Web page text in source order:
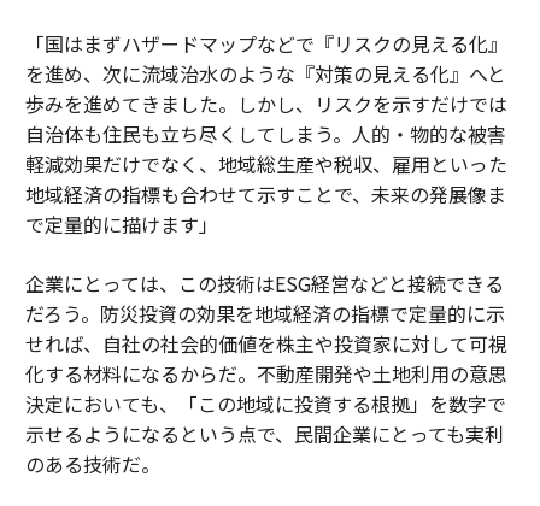
「国はまずハザードマップなどで『リスクの見える化』
を進め、次に流域治水のような『対策の見える化』へと
歩みを進めてきました。しかし、リスクを示すだけでは
自治体も住民も立ち尽くしてしまう。人的・物的な被害
軽減効果だけでなく、地域総生産や税収、雇用といった
地域経済の指標も合わせて示すことで、未来の発展像ま
で定量的に描けます」
企業にとっては、この技術はESG経営などと接続できる
だろう。防災投資の効果を地域経済の指標で定量的に示
せれば、自社の社会的価値を株主や投資家に対して可視
化する材料になるからだ。不動産開発や土地利用の意思
決定においても、「この地域に投資する根拠」を数字で
示せるようになるという点で、民間企業にとっても実利
のある技術だ。